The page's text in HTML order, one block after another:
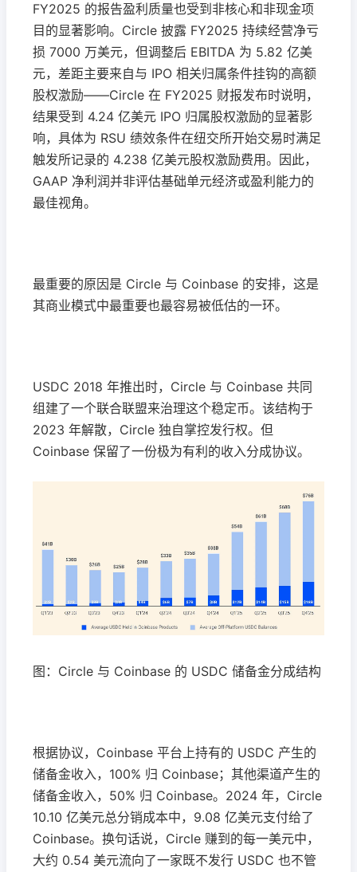
FY2025 的报告盈利质量也受到非核心和非现金项
目的显著影响。Circle 披露 FY2025 持续经营净亏
损 7000 万美元，但调整后 EBITDA 为 5.82 亿美
元，差距主要来自与 IPO 相关归属条件挂钩的高额
股权激励——Circle 在 FY2025 财报发布时说明，
结果受到 4.24 亿美元 IPO 归属股权激励的显著影
响，具体为 RSU 绩效条件在纽交所开始交易时满足
触发所记录的 4.238 亿美元股权激励费用。因此，
GAAP 净利润并非评估基础单元经济或盈利能力的
最佳视角。
最重要的原因是 Circle 与 Coinbase 的安排，这是
其商业模式中最重要也最容易被低估的一环。
USDC 2018 年推出时，Circle 与 Coinbase 共同
组建了一个联合联盟来治理这个稳定币。该结构于
2023 年解散，Circle 独自掌控发行权。但
Coinbase 保留了一份极为有利的收入分成协议。
图：Circle 与 Coinbase 的 USDC 储备金分成结构
根据协议，Coinbase 平台上持有的 USDC 产生的
储备金收入，100% 归 Coinbase；其他渠道产生的
储备金收入，50% 归 Coinbase。2024 年，Circle
10.10 亿美元总分销成本中，9.08 亿美元支付给了
Coinbase。换句话说，Circle 赚到的每一美元中，
大约 0.54 美元流向了一家既不发行 USDC 也不管